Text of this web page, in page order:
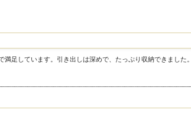
使える机”を。
ずっと使えるデスクです。
机がいい」
足しています。引き出しは深めで、たっぷり収納できました。